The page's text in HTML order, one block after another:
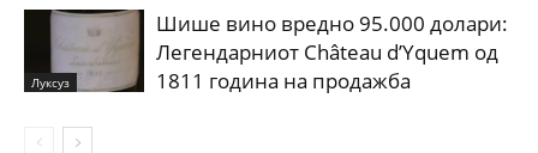
Луксуз
Шише вино вредно 95.000 долари:
Легендарниот Château d’Yquem од
1811 година на продажба